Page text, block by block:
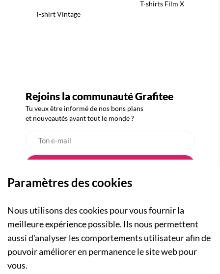
T-shirt Vintage
T-shirts Film X
Rejoins la communauté Grafitee
Tu veux être informé de nos bons plans
et nouveautés avant tout le monde ?
A PROPOS
Qui sommes-nous ?
Actualités
Paramètres des cookies
Nous utilisons des cookies pour vous fournir la
meilleure expérience possible. Ils nous permettent
aussi d'analyser les comportements utilisateur afin de
pouvoir améliorer en permanence le site web pour
vous.